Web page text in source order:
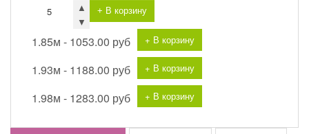
▲
▼
+ В корзину
1.85м - 1053.00 руб + В корзину
1.93м - 1188.00 руб + В корзину
1.98м - 1283.00 руб + В корзину